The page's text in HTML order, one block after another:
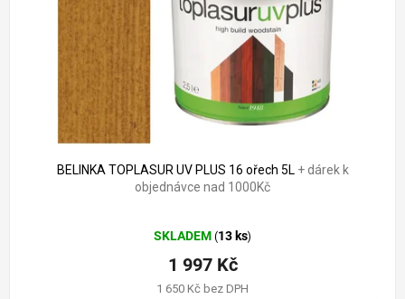
BELINKA TOPLASUR UV PLUS 16 ořech 5L + dárek k
objednávce nad 1000Kč
hodnocení
produktu
je
5,0
SKLADEM (13 ks)
1 650 Kč bez DPH
1 997 Kč